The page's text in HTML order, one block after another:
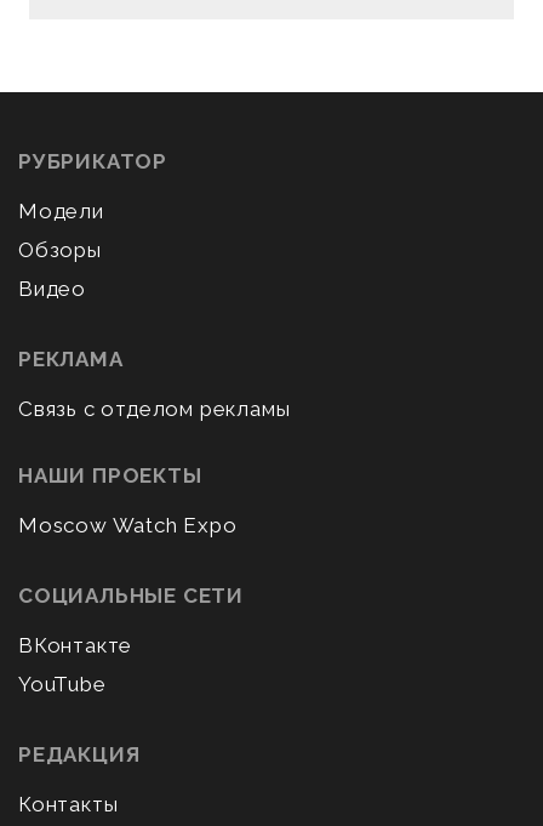
РУБРИКАТОР
Модели
Обзоры
Видео
РЕКЛАМА
Связь с отделом рекламы
НАШИ ПРОЕКТЫ
Moscow Watch Expo
СОЦИАЛЬНЫЕ СЕТИ
ВКонтакте
YouTube
РЕДАКЦИЯ
Контакты